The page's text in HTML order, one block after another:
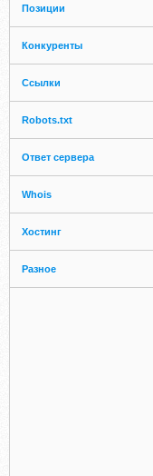
Позиции
Конкуренты
Ссылки
Robots.txt
Ответ сервера
Whois
Хостинг
Разное